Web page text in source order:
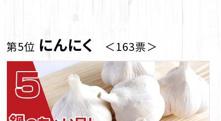
第5位 にんにく ＜163票＞